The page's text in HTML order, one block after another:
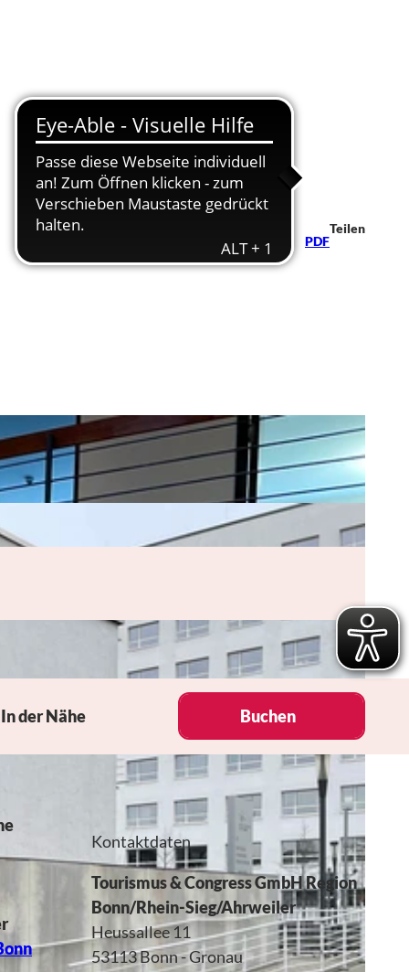
PDF
Teilen
In der Nähe Buchen
Kontaktdaten
Tourismus & Congress GmbH Region
Bonn/Rhein-Sieg/Ahrweiler
Heussallee 11
53113Bonn- Gronau